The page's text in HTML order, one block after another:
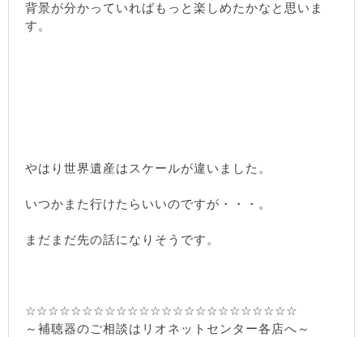
背景が分かっていればもっと楽しめたかなと思いま
す。
やはり世界遺産はスケールが違いました。
いつかまた行けたらいいのですが・・・。
まだまだ先の話になりそうです。
☆☆☆☆☆☆☆☆☆☆☆☆☆☆☆☆☆☆☆☆☆☆☆☆
～補聴器のご相談はリオネットセンター各店へ～